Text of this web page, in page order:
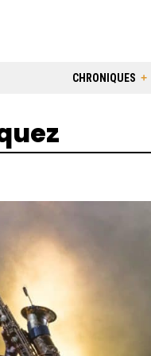
CHRONIQUES